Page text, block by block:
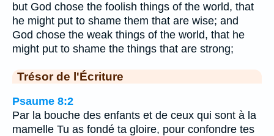
but God chose the foolish things of the world, that
he might put to shame them that are wise; and
God chose the weak things of the world, that he
might put to shame the things that are strong;
Trésor de l'Écriture
Psaume 8:2
Par la bouche des enfants et de ceux qui sont à la
mamelle Tu as fondé ta gloire, pour confondre tes